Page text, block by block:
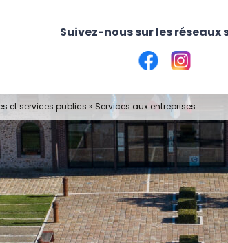
et services publics » Services aux entreprises